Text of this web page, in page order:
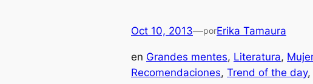
Oct 10, 2013—porErika Tamaura
en Grandes mentes, Literatura,
Recomendaciones, Trend of the day,